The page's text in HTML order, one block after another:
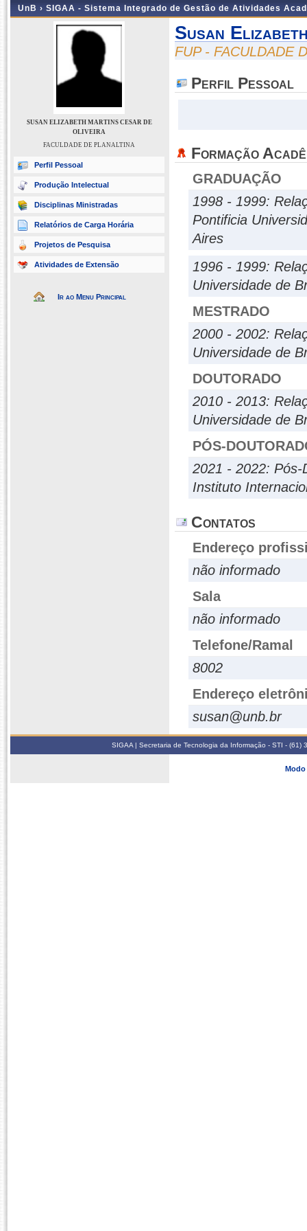
UnB › SIGAA - Sistema Integrado de Gestão de Atividades
SUSAN ELIZABETH MARTINS CESAR DE
OLIVEIRA
FACULDADE DE PLANALTINA
Perfil Pessoal
Produção Intelectual
Disciplinas Ministradas
Relatórios de Carga Horária
Projetos de Pesquisa
Atividades de Extensão
Ir ao Menu Principal
Susan
FUP - FACULDADE
Perfil Pessoal
Formação
GRADUAÇÃO
1998 - 1999:
Pontificia
Aires
1996 - 1999:
Universidade de
MESTRADO
2000 - 2002:
Universidade de
DOUTORADO
2010 - 2013:
Universidade de
PÓS-
2021 - 2022: Pós-
Instituto
Contatos
Endereço
não informado
Sala
não informado
Telefone/Ramal
8002
Endereço
susan@unb.br
SIGAA | Secretaria de Tecnologia da Informação - STI -
Modo